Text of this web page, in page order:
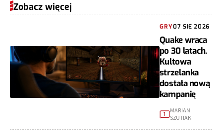
Zobacz więcej
GRY07 SIE 2026
Quake wraca
po 30 latach.
Kultowa
strzelanka
dostała nową
kampanię
1
MARIAN
SZUTIAK